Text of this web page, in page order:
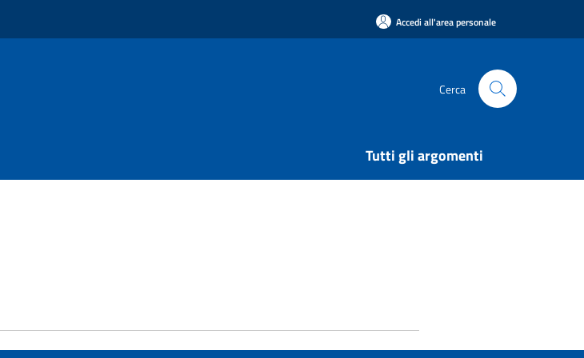
Accedi all'area personale
Cerca
Tutti gli argomenti